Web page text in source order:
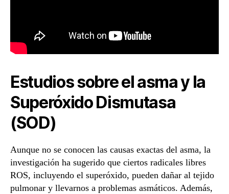
Estudios sobre el asma y la
Superóxido Dismutasa
(SOD)
Aunque no se conocen las causas exactas del asma, la
investigación ha sugerido que ciertos radicales libres
ROS, incluyendo el superóxido, pueden dañar al tejido
pulmonar y llevarnos a problemas asmáticos. Además,